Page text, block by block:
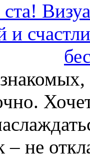
– не